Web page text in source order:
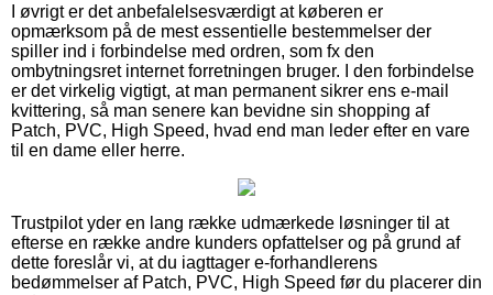
I øvrigt er det anbefalelsesværdigt at køberen er
opmærksom på de mest essentielle bestemmelser der
spiller ind i forbindelse med ordren, som fx den
ombytningsret internet forretningen bruger. I den forbindelse
er det virkelig vigtigt, at man permanent sikrer ens e-mail
kvittering, så man senere kan bevidne sin shopping af
Patch, PVC, High Speed, hvad end man leder efter en vare
til en dame eller herre.
Trustpilot yder en lang række udmærkede løsninger til at
efterse en række andre kunders opfattelser og på grund af
dette foreslår vi, at du iagttager e-forhandlerens
bedømmelser af Patch, PVC, High Speed før du placerer din